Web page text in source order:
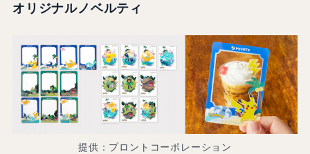
オリジナルノベルティ
提供：プロントコーポレーション